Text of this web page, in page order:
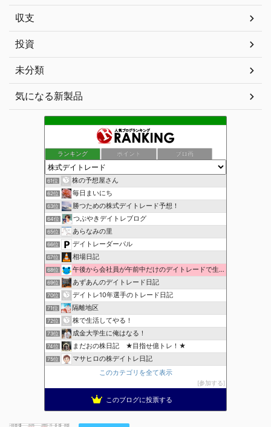
収支
投資
未分類
気になる新製品
ランキング ポイント ブロ画
61位 株の予想屋さん
62位 毎日まいにち
63位 勝つための株式デイトレード予想！
64位 つぶやきデイトレブログ
65位 あらなみの里
66位 デイトレーダーパル
67位 相場日記
68位 午後から会社員が午前中だけのデイトレードで生活費を稼ぐ！
69位 あずあんのデイトレード日記
70位 デイトレ10年選手のトレード日記
71位 隔離地区
72位 株で生活してやる！
73位 成金大学生に俺はなる！
74位 まだおの株日記 ★目指せ億トレ！★
75位
マサヒロの株デイトレ日記
このカテゴリを全て表示
参加する
このブログに投票する